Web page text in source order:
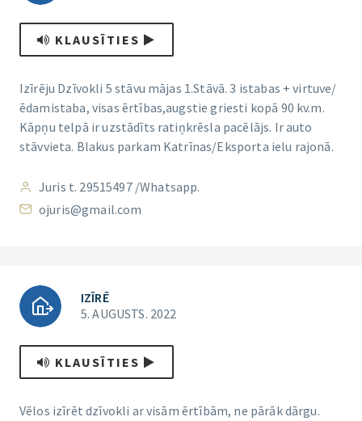
KLAUSĪTIES
Izīrēju Dzīvokli 5 stāvu mājas 1.Stāvā. 3 istabas + virtuve/
ēdamistaba, visas ērtības,augstie griesti kopā 90 kv.m.
Kāpņu telpā ir uzstādīts ratiņkrēsla pacēlājs. Ir auto
stāvvieta. Blakus parkam Katrīnas/Eksporta ielu rajonā.
Juris t. 29515497 /Whatsapp.
ojuris@gmail.com
IZĪRĒ
5. AUGUSTS. 2022
KLAUSĪTIES
Vēlos izīrēt dzīvokli ar visām ērtībām, ne pārāk dārgu.